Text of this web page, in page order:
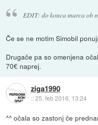
EDIT: do konca marca ob
Če se ne motim Simobil
Drugače pa so omenjena
70€ naprej.
ziga1990
::25. feb 2016, 13:24
^^ očala so zastonj če